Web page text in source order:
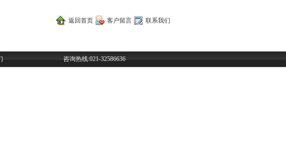
返回首页 客户留言 联系我们
咨询热线:021-32586636